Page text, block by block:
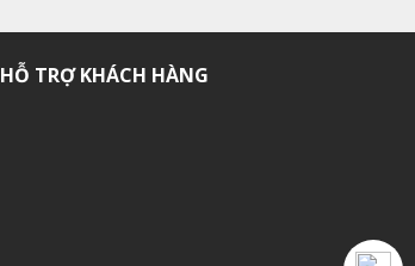
HỖ TRỢ KHÁCH HÀNG